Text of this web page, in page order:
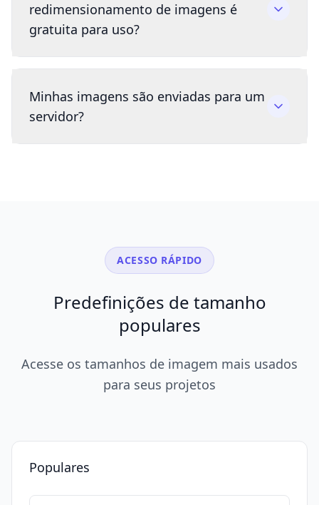
redimensionamento de imagens é
gratuita para uso?
Minhas imagens são enviadas para um
servidor?
ACESSO RÁPIDO
Predefinições de tamanho
populares
Acesse os tamanhos de imagem mais usados
para seus projetos
Populares